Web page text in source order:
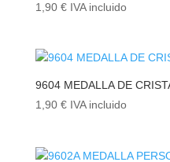
1,90 € IVA incluido
9604 MEDALLA DE
1,90 € IVA incluido